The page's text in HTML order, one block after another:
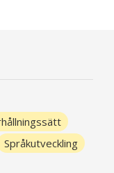
Språkutveckling